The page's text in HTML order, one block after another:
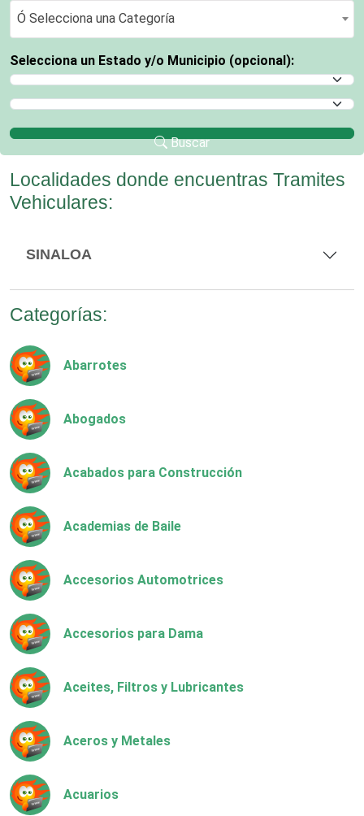
Ó Selecciona una Categoría
Ó Selecciona una Categoría
Selecciona un Estado y/o Municipio (opcional):
Selecciona un Estado
Selecciona un Municipio
Buscar
Localidades donde encuentras Tramites
Vehiculares:
SINALOA
Categorías:
Abarrotes
Abogados
Acabados para Construcción
Academias de Baile
Accesorios Automotrices
Accesorios para Dama
Aceites, Filtros y Lubricantes
Aceros y Metales
Acuarios